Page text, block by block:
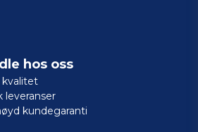
hos oss
kvalitet
leveranser
kundegaranti